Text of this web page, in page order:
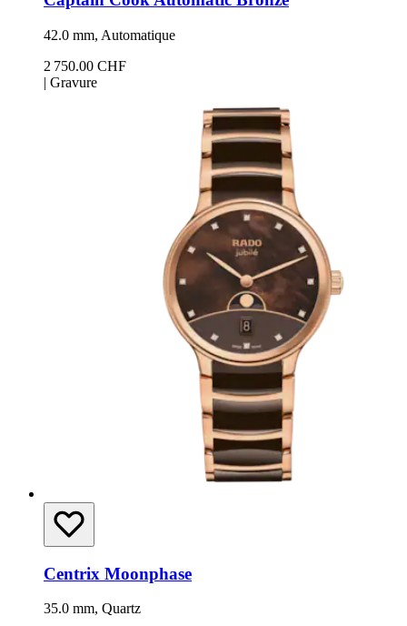
42.0 mm, Automatique
2 750.00 CHF
| Gravure
Centrix Moonphase
35.0 mm, Quartz